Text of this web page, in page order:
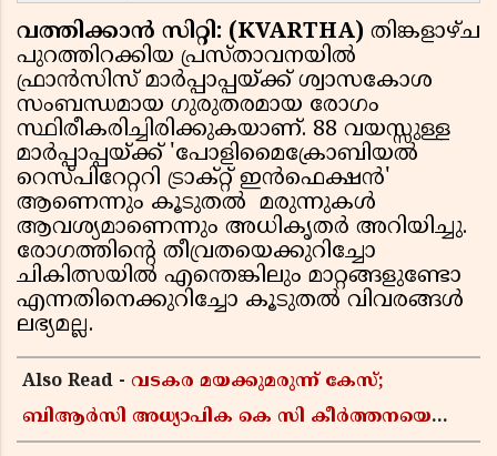
വത്തിക്കാൻ സിറ്റി: (KVARTHA) തിങ്കളാഴ്ച
പുറത്തിറക്കിയ പ്രസ്താവനയിൽ
ഫ്രാൻസിസ് മാർപ്പാപ്പയ്ക്ക് ശ്വാസകോശ
സംബന്ധമായ ഗുരുതരമായ രോഗം
സ്ഥിരീകരിച്ചിരിക്കുകയാണ്. 88 വയസ്സുള്ള
മാർപ്പാപ്പയ്ക്ക് 'പോളിമൈക്രോബിയൽ
റെസ്പിറേറ്ററി ട്രാക്റ്റ് ഇൻഫെക്ഷൻ'
ആണെന്നും കൂടുതൽ മരുന്നുകൾ
ആവശ്യമാണെന്നും അധികൃതർ അറിയിച്ചു.
രോഗത്തിന്റെ തീവ്രതയെക്കുറിച്ചോ
ചികിത്സയിൽ എന്തെങ്കിലും മാറ്റങ്ങളുണ്ടോ
എന്നതിനെക്കുറിച്ചോ കൂടുതൽ വിവരങ്ങൾ
ലഭ്യമല്ല.
Also Read - വടകര മയക്കുമരുന്ന് കേസ്;
ബിആർസി അധ്യാപിക കെ സി കീർത്തനയെ